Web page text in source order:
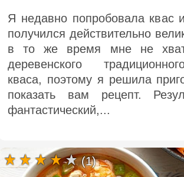
Я недавно попробовала квас
получился действительно
в то же время мне не
деревенского
кваса, поэтому я решила
показать вам рецепт.
фантастический,...
(1)